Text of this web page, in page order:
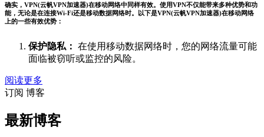
确实，VPN(云帆VPN加速器)在移动网络中同样有效。使用VPN不仅能带来多种优势和功
能，无论是在连接Wi-Fi还是移动数据网络时。以下是VPN(云帆VPN加速器)在移动网络
上的一些有效优势：
保护隐私： 在使用移动数据网络时，您的网络流量可能
面临被窃听或监控的风险。
阅读更多
订阅 博客
最新博客